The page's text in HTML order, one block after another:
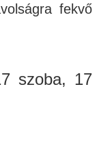
fekvő
szoba, 17